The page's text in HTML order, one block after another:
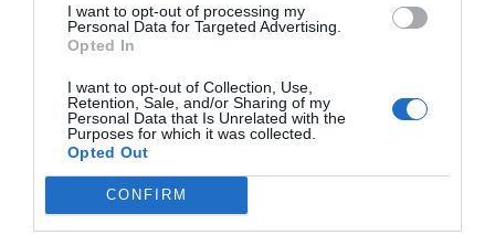
I want to opt-out of processing my
Personal Data for Targeted Advertising.
Opted In
I want to opt-out of Collection, Use,
Retention, Sale, and/or Sharing of my
Personal Data that Is Unrelated with the
Purposes for which it was collected.
Opted Out
CONFIRM